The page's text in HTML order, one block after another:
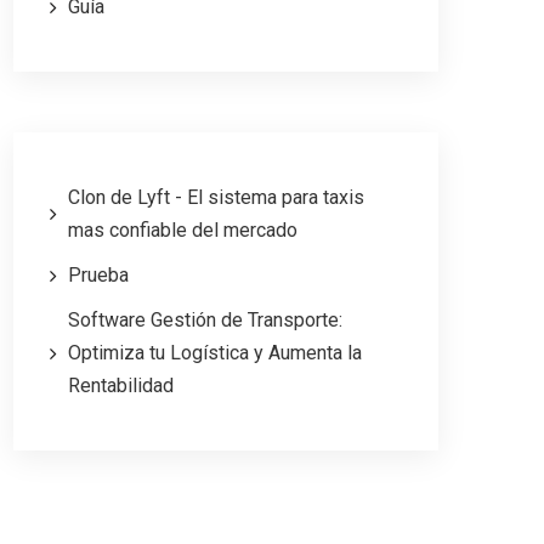
Guía
Clon de Lyft - El sistema para taxis
mas confiable del mercado
Prueba
Software Gestión de Transporte:
Optimiza tu Logística y Aumenta la
Rentabilidad